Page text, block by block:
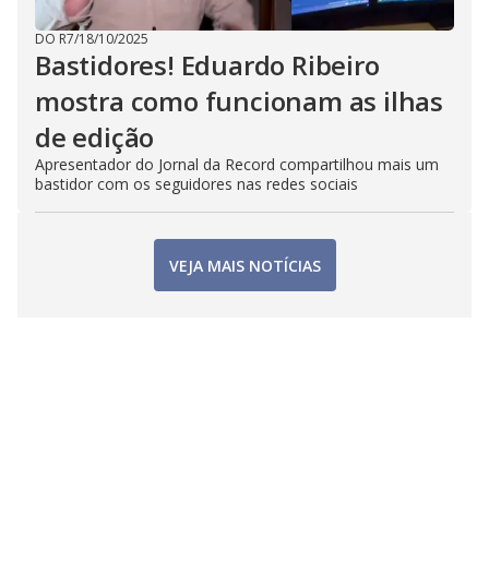
DO R7/18/10/2025
Bastidores! Eduardo Ribeiro
mostra como funcionam as ilhas
de edição
Apresentador do Jornal da Record compartilhou mais um
bastidor com os seguidores nas redes sociais
VEJA MAIS NOTÍCIAS